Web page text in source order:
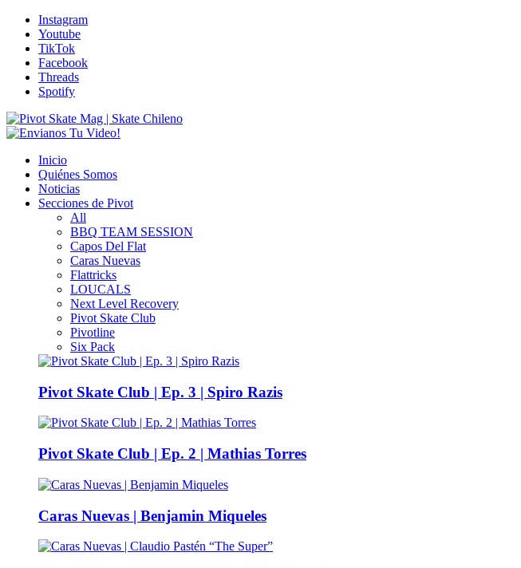
Instagram
Youtube
TikTok
Facebook
Threads
Spotify
Inicio
Quiénes Somos
Noticias
Secciones de Pivot
All
BBQ TEAM SESSION
Capos Del Flat
Caras Nuevas
Flattricks
LOUCALS
Next Level Recovery
Pivot Skate Club
Pivotline
Six Pack
Pivot Skate Club | Ep. 3 | Spiro Razis
Pivot Skate Club | Ep. 2 | Mathias Torres
Caras Nuevas | Benjamin Miqueles